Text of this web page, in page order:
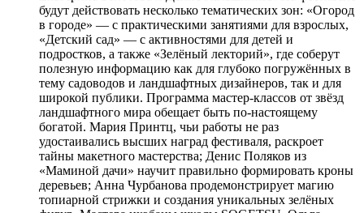
будут действовать несколько тематических зон: «Огород
в городе» — с практическими занятиями для взрослых,
«Детский сад» — с активностями для детей и
подростков, а также «Зелёный лекторий», где соберут
полезную информацию как для глубоко погружённых в
тему садоводов и ландшафтных дизайнеров, так и для
широкой публики. Программа мастер-классов от звёзд
ландшафтного мира обещает быть по-настоящему
богатой. Мария Принтц, чьи работы не раз
удостаивались высших наград фестиваля, раскроет
тайны макетного мастерства; Денис Поляков из
«Маминой дачи» научит правильно формировать кроны
деревьев; Анна Чурбанова продемонстрирует магию
топиарной стрижки и создания уникальных зелёных